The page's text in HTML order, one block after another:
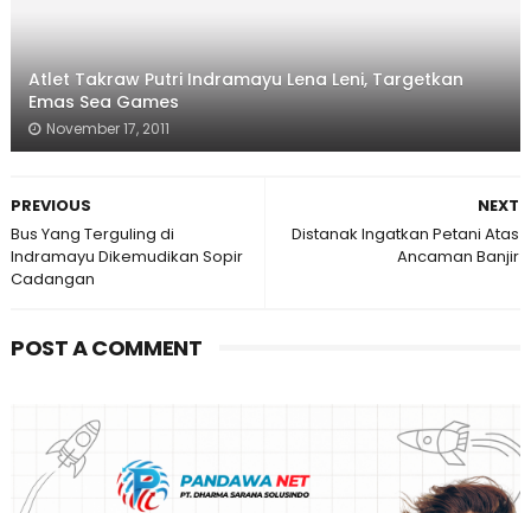
Atlet Takraw Putri Indramayu Lena Leni, Targetkan
Emas Sea Games
November 17, 2011
NEXT
Distanak Ingatkan Petani Atas
Ancaman Banjir
PREVIOUS
Bus Yang Terguling di
Indramayu Dikemudikan Sopir
Cadangan
POST A COMMENT